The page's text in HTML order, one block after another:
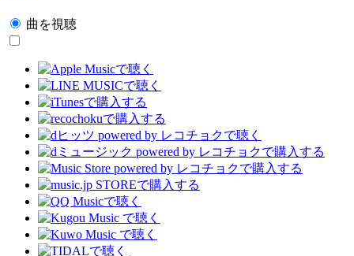
曲を視聴